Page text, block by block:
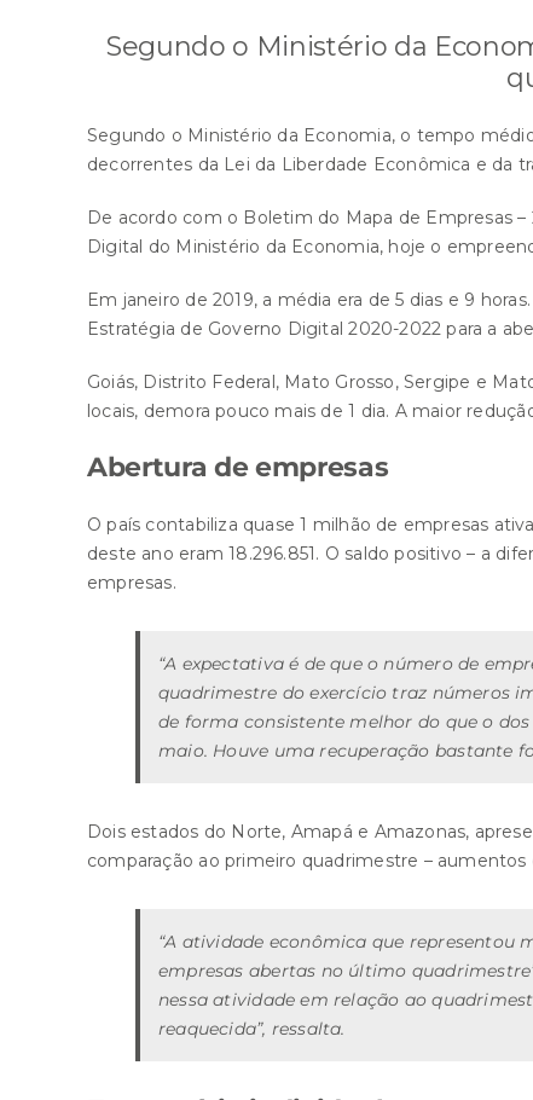
Segundo o Ministério da
Segundo o Ministério da Economia, o tempo
decorrentes da Lei da Liberdade Econômica e da
De acordo com o Boletim do Mapa de Empresas
Digital do Ministério da Economia, hoje o
Em janeiro de 2019, a média era de 5 dias e 9
Estratégia de Governo Digital 2020-2022 para a
Goiás, Distrito Federal, Mato Grosso, Sergipe e
locais, demora pouco mais de 1 dia. A maior
Abertura de empresas
O país contabiliza quase 1 milhão de empresas
deste ano eram 18.296.851. O saldo positivo – a
empresas.
“A expectativa é de que o número de
quadrimestre do exercício traz números
de forma consistente melhor do que o
maio. Houve uma recuperação bastante
Dois estados do Norte, Amapá e Amazonas,
comparação ao primeiro quadrimestre – aumentos
“A atividade econômica que representou
empresas abertas no último
nessa atividade em relação ao
reaquecida”, ressalta.